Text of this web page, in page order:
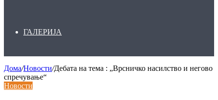
ГАЛЕРИЈА
Дома/Новости/Дебата на тема : „Врсничко насилство и негово
спречување“
Новости